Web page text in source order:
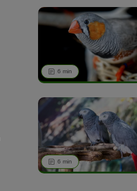
6 min
6 min